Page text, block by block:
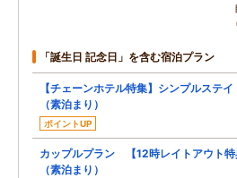
「誕生日 記念日」を含む宿泊プラン
【チェーンホテル特集】シンプルステイ
（素泊まり）
ポイントUP
カップルプラン 【12時レイトアウト特
（素泊まり）